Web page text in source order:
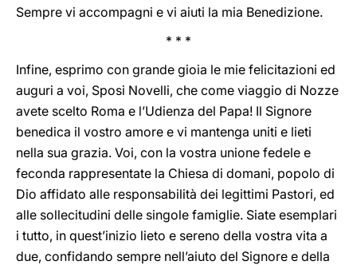
Sempre vi accompagni e vi aiuti la mia Benedizione.
* * *
Infine, esprimo con grande gioia le mie felicitazioni ed
auguri a voi, Sposi Novelli, che come viaggio di Nozze
avete scelto Roma e l’Udienza del Papa! Il Signore
benedica il vostro amore e vi mantenga uniti e lieti
nella sua grazia. Voi, con la vostra unione fedele e
feconda rappresentate la Chiesa di domani, popolo di
Dio affidato alle responsabilità dei legittimi Pastori, ed
alle sollecitudini delle singole famiglie. Siate esemplari
i tutto, in quest’inizio lieto e sereno della vostra vita a
due, confidando sempre nell’aiuto del Signore e della